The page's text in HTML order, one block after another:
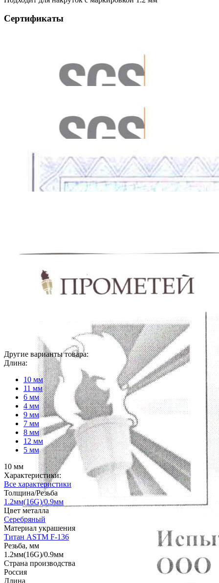
Сертификаты
Другие варианты товара:
Длина:
10 мм
11 мм
6 мм
4 мм
9 мм
7 мм
8 мм
12 мм
5 мм
10 мм
Характеристики:
Все характеристики
Толщина/Резьба
1.2мм(16G)/0.9мм
Цвет металла
Серебряный
Материал украшения
Титан ASTM F-136
Резьба, мм
1.2мм(16G)/0.9мм
Страна производства
Россия
Длина